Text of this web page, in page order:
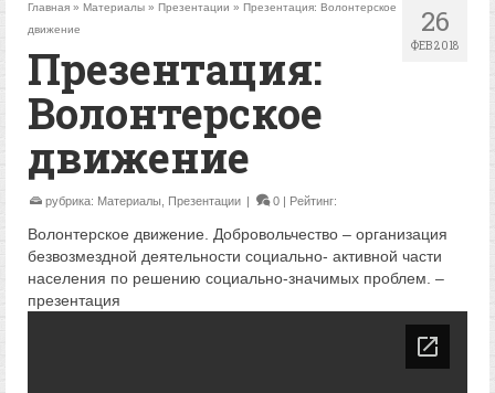
26
ФЕВ 2018
Главная » Материалы » Презентации » Презентация: Волонтерское
движение
Презентация:
Волонтерское
движение
рубрика: Материалы Презентации | 0 | Рейтинг:
Волонтерское движение. Добровольчество – организация
безвозмездной деятельности социально- активной части
населения по решению социально-значимых проблем. –
презентация